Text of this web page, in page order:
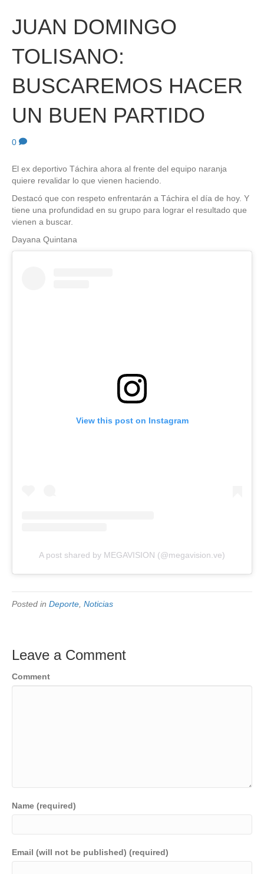
JUAN DOMINGO
TOLISANO:
BUSCAREMOS HACER
UN BUEN PARTIDO
0
El ex deportivo Táchira ahora al frente del equipo naranja
quiere revalidar lo que vienen haciendo.
Destacó que con respeto enfrentarán a Táchira el día de hoy. Y
tiene una profundidad en su grupo para lograr el resultado que
vienen a buscar.
Dayana Quintana
View this post on Instagram
A post shared by MEGAVISION (@megavision.ve)
Posted in Deporte, Noticias
Leave a Comment
Comment
Name (required)
Email (will not be published) (required)